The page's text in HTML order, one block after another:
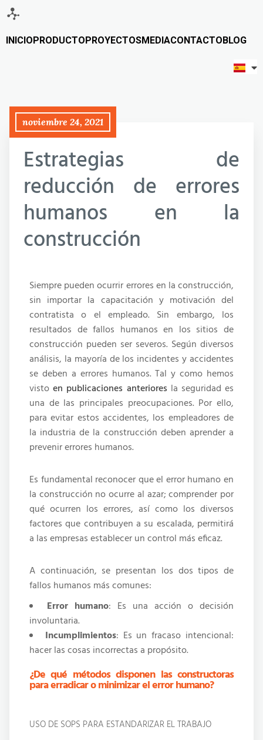
INICIO PRODUCTO PROYECTOSMEDIACONTACTO BLOG
noviembre 24, 2021
Estrategias de
reducción de errores
humanos en la
construcción
Siempre pueden ocurrir errores en la construcción,
sin importar la capacitación y motivación del
contratista o el empleado. Sin embargo, los
resultados de fallos humanos en los sitios de
construcción pueden ser severos. Según diversos
análisis, la mayoría de los incidentes y accidentes
se deben a errores humanos. Tal y como hemos
vistoen publicaciones anteriores la seguridad es
una de las principales preocupaciones. Por ello,
para evitar estos accidentes, los empleadores de
la industria de la construcción deben aprender a
prevenir errores humanos.
Es fundamental reconocer que el error humano en
la construcción no ocurre al azar; comprender por
qué ocurren los errores, así como los diversos
factores que contribuyen a su escalada, permitirá
a las empresas establecer un control más eficaz.
A continuación, se presentan los dos tipos de
fallos humanos más comunes:
Error humano: Es una acción o decisión
involuntaria.
Incumplimientos: Es un fracaso intencional:
hacer las cosas incorrectas a propósito.
¿De qué métodos disponen las constructoras
para erradicar o minimizar el error humano?
USO DE SOPS PARA ESTANDARIZAR EL TRABAJO